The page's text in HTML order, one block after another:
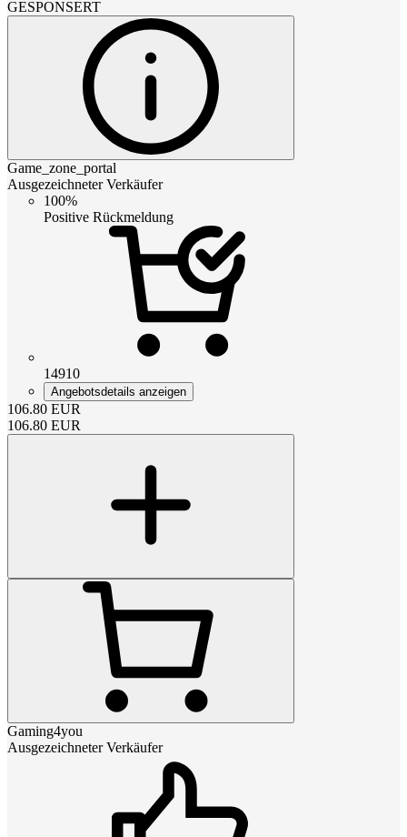
GESPONSERT
Game_zone_portal
Ausgezeichneter Verkäufer
100%
Positive Rückmeldung
14910
Angebotsdetails anzeigen
106.80 EUR
106.80 EUR
Gaming4you
Ausgezeichneter Verkäufer